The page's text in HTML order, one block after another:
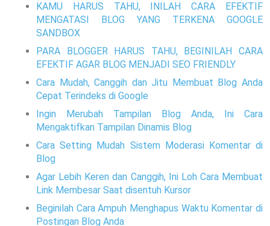
KAMU HARUS TAHU, INILAH CARA EFEKTIF
MENGATASI BLOG YANG TERKENA GOOGLE
SANDBOX
PARA BLOGGER HARUS TAHU, BEGINILAH CARA
EFEKTIF AGAR BLOG MENJADI SEO FRIENDLY
Cara Mudah, Canggih dan Jitu Membuat Blog Anda
Cepat Terindeks di Google
Ingin Merubah Tampilan Blog Anda, Ini Cara
Mengaktifkan Tampilan Dinamis Blog
Cara Setting Mudah Sistem Moderasi Komentar di
Blog
Agar Lebih Keren dan Canggih, Ini Loh Cara Membuat
Link Membesar Saat disentuh Kursor
Beginilah Cara Ampuh Menghapus Waktu Komentar di
Postingan Blog Anda